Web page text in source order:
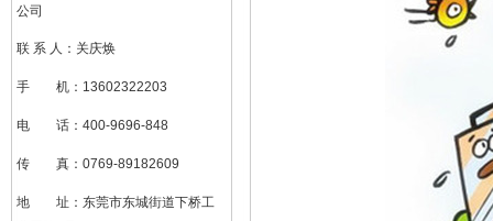
公司
联 系 人：关庆焕
手 机：13602322203
电 话：400-9696-848
传 真：0769-89182609
地 址：东莞市东城街道下桥工